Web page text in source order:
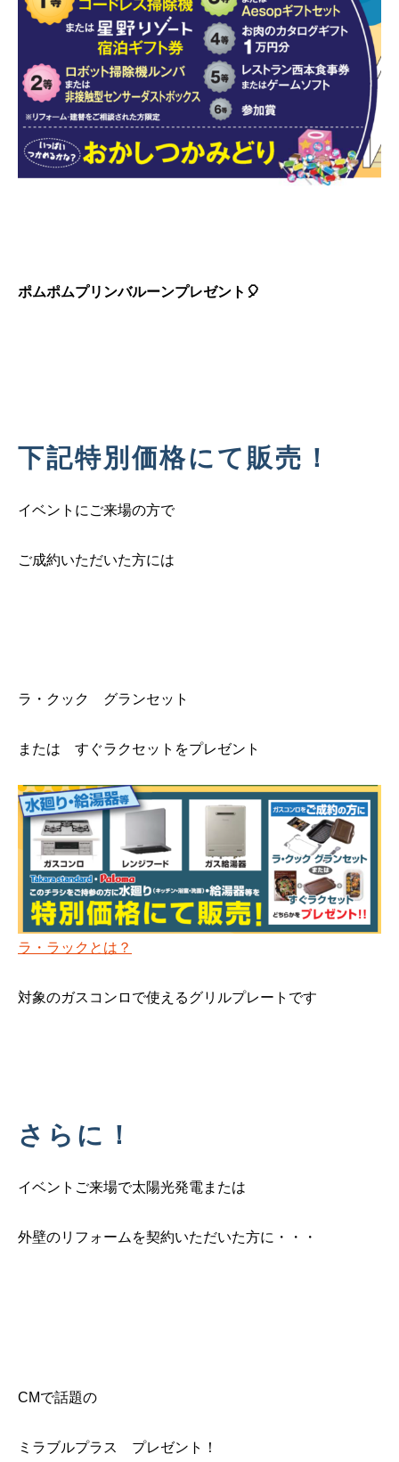
ポムポムプリンバルーンプレゼント🎈
下記特別価格にて販売！
イベントにご来場の方で
ご成約いただいた方には
ラ・クック グランセット
または すぐラクセットをプレゼント
ラ・ラックとは？
対象のガスコンロで使えるグリルプレートです
さらに！
イベントご来場で太陽光発電または
外壁のリフォームを契約いただいた方に・・・
CMで話題の
ミラブルプラス プレゼント！